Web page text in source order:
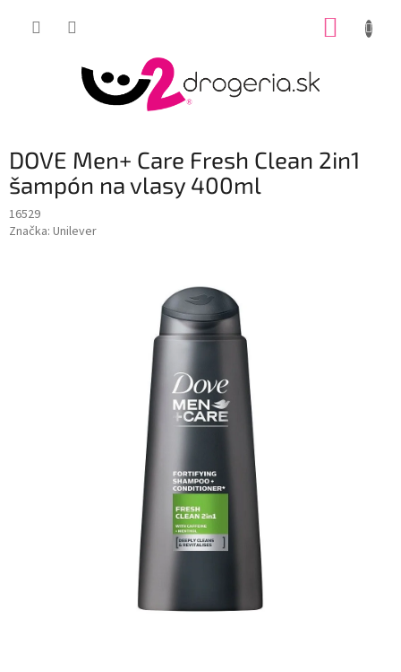
DOVE Men+ Care Fresh Clean 2in1
šampón na vlasy 400ml
16529
Značka: Unilever